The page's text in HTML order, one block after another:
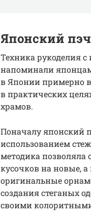
Японский
Техника рукоделия с
напоминали
в Японии примерно в
в практических
храмов.
Поначалу японский
использованием
методика
кусочков на новые, а
оригинальные
создания стеганых
своими